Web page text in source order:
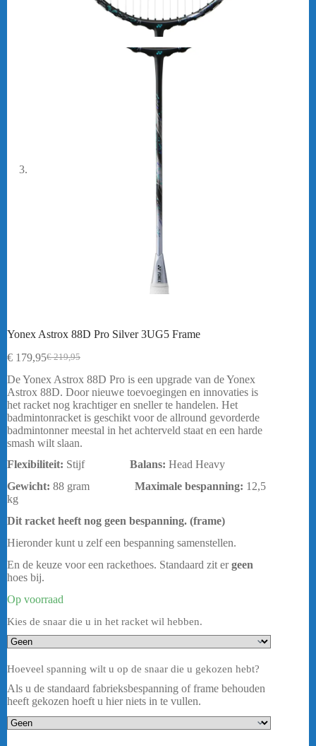
Yonex Astrox 88D Pro Silver 3UG5 Frame
€219,95
Oorspronkelijke
prijs
was:
€ 219,95.
€ 179,95Huidige
prijs
is:
€ 179,95.
De Yonex Astrox 88D Pro is een upgrade van de Yonex
Astrox 88D. Door nieuwe toevoegingen en innovaties is
het racket nog krachtiger en sneller te handelen. Het
badmintonracket is geschikt voor de allround gevorderde
badmintonner meestal in het achterveld staat en een harde
smash wilt slaan.
Flexibiliteit: Stijf Balans: Head Heavy
Gewicht: 88 gram Maximale bespanning: 12,5
kg
Dit racket heeft nog geen bespanning. (frame)
Hieronder kunt u zelf een bespanning samenstellen.
En de keuze voor een rackethoes. Standaard zit ergeen
hoes bij.
Op voorraad
Kies de snaar die u in het racket wil hebben.
Hoeveel spanning wilt u op de snaar die u gekozen hebt?
Als u de standaard fabrieksbespanning of frame behouden
heeft gekozen hoeft u hier niets in te vullen.